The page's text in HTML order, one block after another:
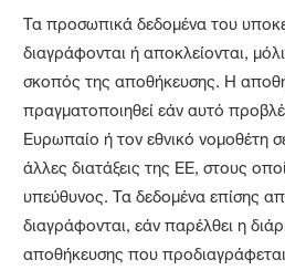
Τα προσωπικά δεδομένα του
διαγράφονται ή αποκλείονται,
σκοπός της αποθήκευσης. Η
πραγματοποιηθεί εάν αυτό
Ευρωπαίο ή τον εθνικό νομοθέτη
άλλες διατάξεις της ΕΕ, στους
υπεύθυνος. Τα δεδομένα επίσης
διαγράφονται, εάν παρέλθει η
αποθήκευσης που